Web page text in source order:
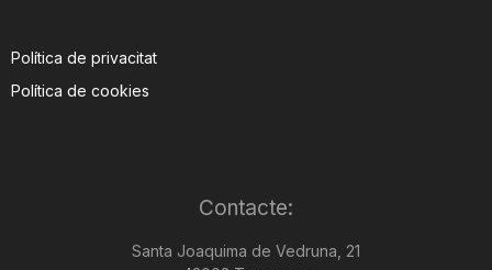
Política de privacitat
Política de cookies
Contacte:
Santa Joaquima de Vedruna, 21